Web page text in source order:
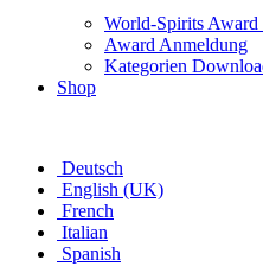
World-Spirits Award
Award Anmeldung
Kategorien
Shop
Deutsch
English (UK)
French
Italian
Spanish